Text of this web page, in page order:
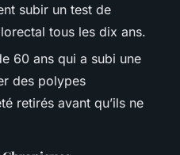
subir un test de
tous les dix ans.
60 ans qui a subi une
des polypes
retirés avant qu’ils ne